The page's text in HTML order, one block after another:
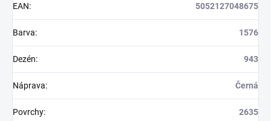
EAN: 5052127048675
Barva: 1576
Dezén: 943
Náprava: Černá
Povrchy: 2635